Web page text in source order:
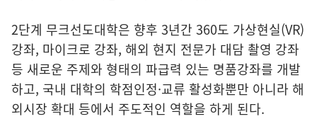
2단계 무크선도대학은 향후 3년간 360도 가상현실(VR)
강좌, 마이크로 강좌, 해외 현지 전문가 대담 촬영 강좌
등 새로운 주제와 형태의 파급력 있는 명품강좌를 개발
하고, 국내 대학의 학점인정·교류 활성화뿐만 아니라 해
외시장 확대 등에서 주도적인 역할을 하게 된다.